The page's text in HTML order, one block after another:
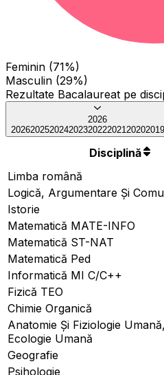
Feminin (71%)
Masculin (29%)
Rezultate Bacalaureat pe
2026
202620252024202320222021 20202019
Disciplină
Limba română
Logică, Argumentare Și
Istorie
Matematică MATE-INFO
Matematică ST-NAT
Matematică Ped
Informatică MI C/C++
Fizică TEO
Chimie Organică
Anatomie Și Fiziologie
Ecologie Umană
Geografie
Psihologie